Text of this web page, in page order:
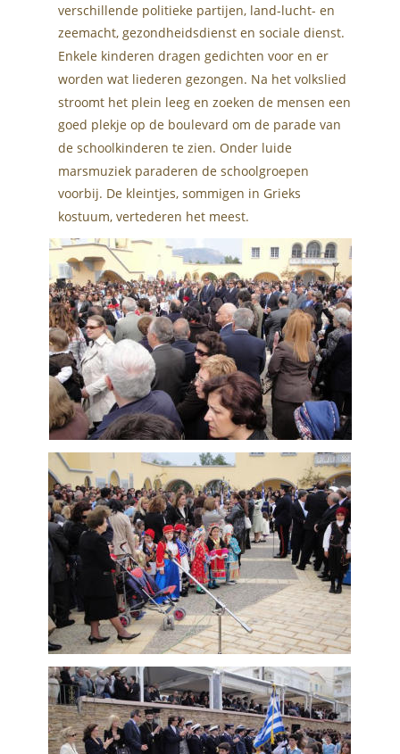
verschillende politieke partijen, land-lucht- en
zeemacht, gezondheidsdienst en sociale dienst.
Enkele kinderen dragen gedichten voor en er
worden wat liederen gezongen. Na het volkslied
stroomt het plein leeg en zoeken de mensen een
goed plekje op de boulevard om de parade van
de schoolkinderen te zien. Onder luide
marsmuziek paraderen de schoolgroepen
voorbij. De kleintjes, sommigen in Grieks
kostuum, vertederen het meest.